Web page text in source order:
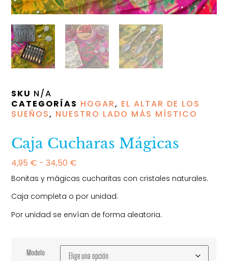
SKU N/A
CATEGORÍAS HOGAR, EL ALTAR DE LOS
SUEÑOS, NUESTRO LADO MÁS MÍSTICO
Caja Cucharas Mágicas
4,95 € - 34,50 €
Bonitas y mágicas cucharitas con cristales naturales.
Caja completa o por unidad.
Por unidad se envían de forma aleatoria.
Modelo